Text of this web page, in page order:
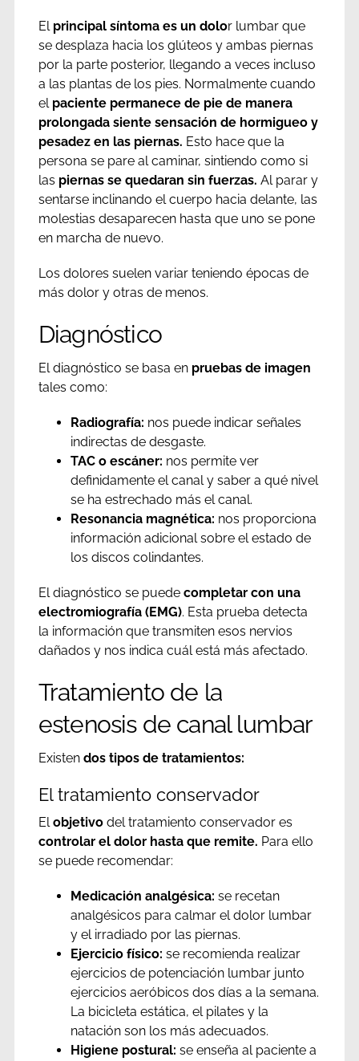
El principal síntoma es un dolor lumbar que
se desplaza hacia los glúteos y ambas piernas
por la parte posterior, llegando a veces incluso
a las plantas de los pies. Normalmente cuando
el paciente permanece de pie de manera
prolongada siente sensación de hormigueo y
pesadez en las piernas. Esto hace que la
persona se pare al caminar, sintiendo como si
las piernas se quedaran sin fuerzas. Al parar y
sentarse inclinando el cuerpo hacia delante, las
molestias desaparecen hasta que uno se pone
en marcha de nuevo.
Los dolores suelen variar teniendo épocas de
más dolor y otras de menos.
Diagnóstico
El diagnóstico se basa enpruebas de imagen
tales como:
Radiografía: nos puede indicar señales
indirectas de desgaste.
TAC o escáner: nos permite ver
definidamente el canal y saber a qué nivel
se ha estrechado más el canal.
Resonancia magnética: nos proporciona
información adicional sobre el estado de
los discos colindantes.
El diagnóstico se puedecompletar con una
electromiografía (EMG). Esta prueba detecta
la información que transmiten esos nervios
dañados y nos indica cuál está más afectado.
Tratamiento de la
estenosis de canal lumbar
Existen dos tipos de tratamientos:
El tratamiento conservador
Elobjetivodel tratamiento conservador es
controlar el dolor hasta que remite. Para ello
se puede recomendar:
Medicación analgésica: se recetan
analgésicos para calmar el dolor lumbar
y el irradiado por las piernas.
Ejercicio físico: se recomienda realizar
ejercicios de potenciación lumbar junto
ejercicios aeróbicos dos días a la semana.
La bicicleta estática, el pilates y la
natación son los más adecuados.
Higiene postural: se enseña al paciente a